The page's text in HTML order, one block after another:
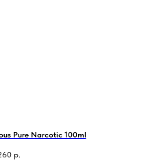
Pure Narcotic 100ml
р.